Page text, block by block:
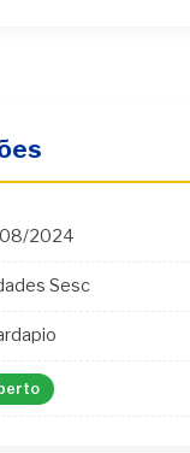
2024
Sesc